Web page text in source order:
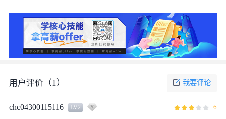
用户评价（1 ） 我要评论
chc04300115116 LV2 6